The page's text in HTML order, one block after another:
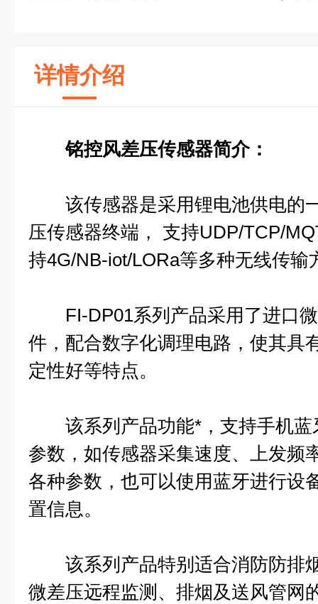
详情介绍
铭控风差压传感器简介：
该传感器是采用锂电池供电的
压传感器终端， 支持UDP/TCP/
持4G/NB-iot/LORa等多种无线传输
FI-DP01系列产品采用了进口微
件，配合数字化调理电路，使其具
定性好等特点。
该系列产品功能*，支持手机蓝
参数，如传感器采集速度、上发频
各种参数，也可以使用蓝牙进行设
置信息。
该系列产品特别适合消防防排
微差压远程监测、排烟及送风管网